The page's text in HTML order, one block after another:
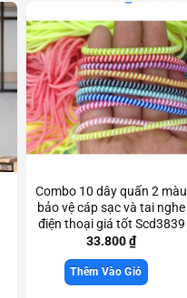
Combo 10 dây quấn 2 màu
bảo vệ cáp sạc và tai nghe
điện thoại giá tốt Scd3839
33.800₫
Thêm Vào Giỏ